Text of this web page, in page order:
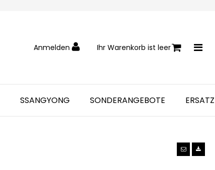
Anmelden Ihr Warenkorb ist leer
SSANGYONG SONDERANGEBOTE